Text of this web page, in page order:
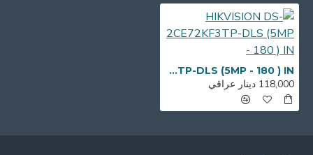
HIKVISION DS-2CE72KF3TP-DLS (5MP - 180 ) IN
118,000 دينار عراقي